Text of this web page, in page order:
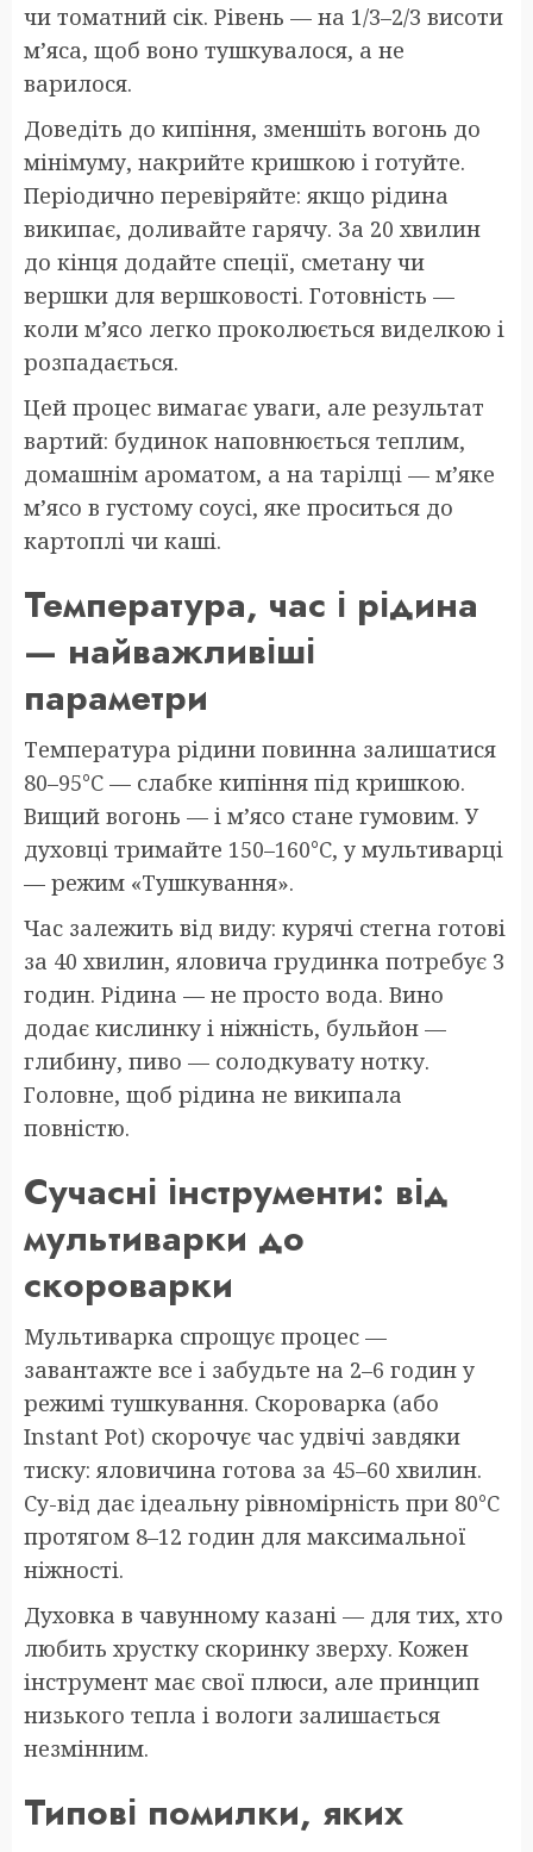
чи томатний сік. Рівень — на 1/3–2/3 висоти
м’яса, щоб воно тушкувалося, а не
варилося.
Доведіть до кипіння, зменшіть вогонь до
мінімуму, накрийте кришкою і готуйте.
Періодично перевіряйте: якщо рідина
википає, доливайте гарячу. За 20 хвилин
до кінця додайте спеції, сметану чи
вершки для вершковості. Готовність —
коли м’ясо легко проколюється виделкою і
розпадається.
Цей процес вимагає уваги, але результат
вартий: будинок наповнюється теплим,
домашнім ароматом, а на тарілці — м’яке
м’ясо в густому соусі, яке проситься до
картоплі чи каші.
Температура, час і рідина
— найважливіші
параметри
Температура рідини повинна залишатися
80–95°C — слабке кипіння під кришкою.
Вищий вогонь — і м’ясо стане гумовим. У
духовці тримайте 150–160°C, у мультиварці
— режим «Тушкування».
Час залежить від виду: курячі стегна готові
за 40 хвилин, яловича грудинка потребує 3
годин. Рідина — не просто вода. Вино
додає кислинку і ніжність, бульйон —
глибину, пиво — солодкувату нотку.
Головне, щоб рідина не википала
повністю.
Сучасні інструменти: від
мультиварки до
скороварки
Мультиварка спрощує процес —
завантажте все і забудьте на 2–6 годин у
режимі тушкування. Скороварка (або
Instant Pot) скорочує час удвічі завдяки
тиску: яловичина готова за 45–60 хвилин.
Су-від дає ідеальну рівномірність при 80°C
протягом 8–12 годин для максимальної
ніжності.
Духовка в чавунному казані — для тих, хто
любить хрустку скоринку зверху. Кожен
інструмент має свої плюси, але принцип
низького тепла і вологи залишається
незмінним.
Типові помилки, яких